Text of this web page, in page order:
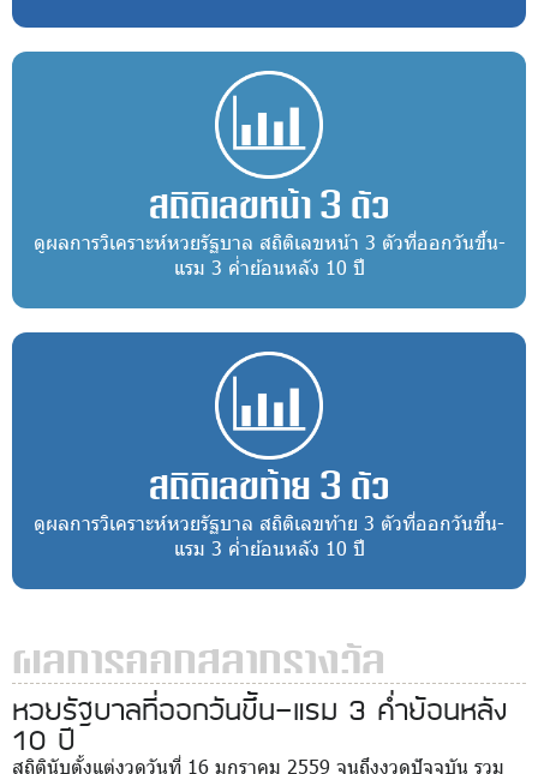
สถิติเลขหน้า 3 ตัว
ดูผลการวิเคราะห์หวยรัฐบาล สถิติเลขหน้า 3 ตัวที่ออกวันขึ้น-
แรม 3 ค่ำย้อนหลัง 10 ปี
สถิติเลขท้าย 3 ตัว
ดูผลการวิเคราะห์หวยรัฐบาล สถิติเลขท้าย 3 ตัวที่ออกวันขึ้น-
แรม 3 ค่ำย้อนหลัง 10 ปี
ผลการออกสลากรางวัล
หวยรัฐบาลที่ออกวันขึ้น-แรม 3 ค่ำย้อนหลัง
10 ปี
สถิตินับตั้งแต่งวดวันที่ 16 มกราคม 2559 จนถึงงวดปัจจุบัน รวม